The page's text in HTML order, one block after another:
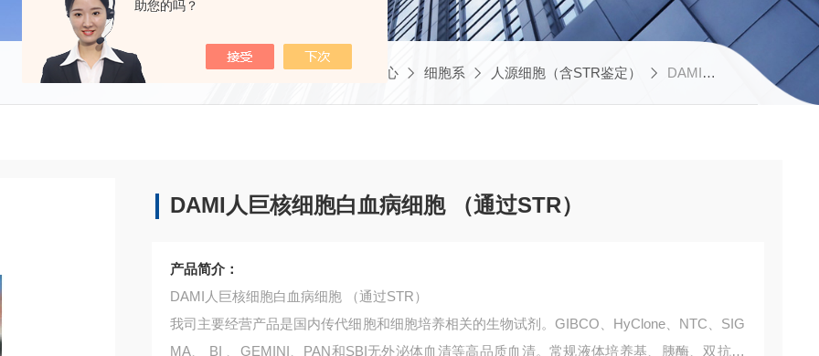
助您的吗？
当前位置：首页 产品中心 细胞系 人源细胞（含STR鉴定） DAMIDAMI人巨核细胞白血病细胞 （通过STR）
DAMI人巨核细胞白血病细胞 （通过STR）
产品简介：
DAMI人巨核细胞白血病细胞 （通过STR）
我司主要经营产品是国内传代细胞和细胞培养相关的生物试剂。GIBCO、HyClone、NTC、SIG
MA、 BI 、GEMINI、PAN和SBI无外泌体血清等高品质血清。常规液体培养基、胰酶、双抗、